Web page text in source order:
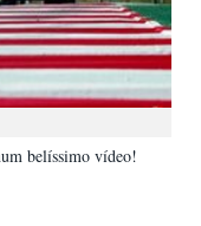
belíssimo vídeo!